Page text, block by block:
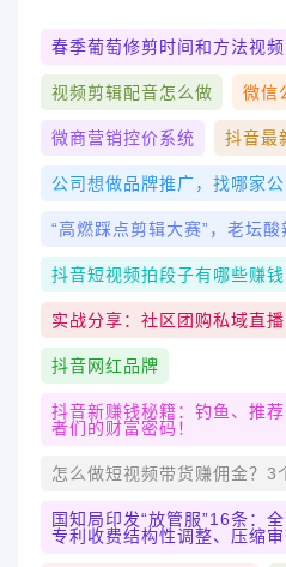
春季葡萄修剪时间和方法视频
视频剪辑配音怎么做 微信
微商营销控价系统 抖音最
公司想做品牌推广，找哪家
“高燃踩点剪辑大赛”，老坛
抖音短视频拍段子有哪些赚钱
实战分享：社区团购私域直
抖音网红品牌
抖音新赚钱秘籍：钓鱼、推
者们的财富密码！
怎么做短视频带货赚佣金？3
国知局印发“放管服”16条：
专利收费结构性调整、压缩